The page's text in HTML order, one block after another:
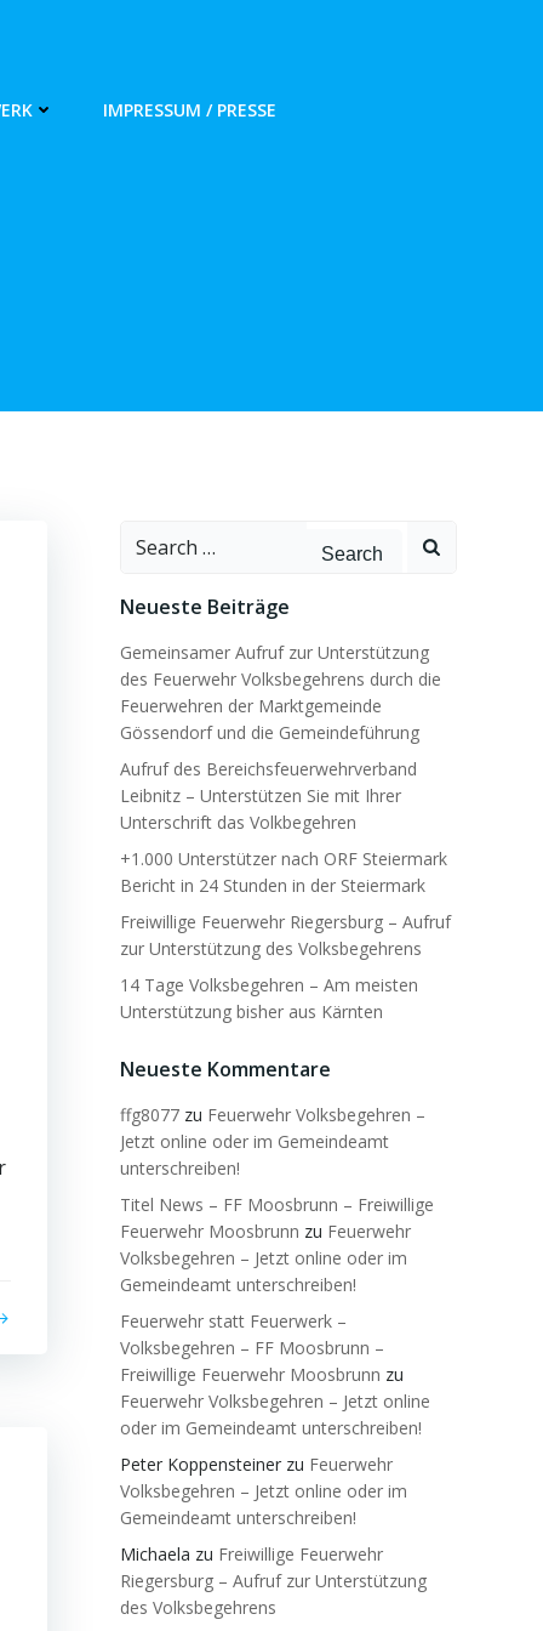
IMPRESSUM / PRESSE
Search
Neueste Beiträge
Gemeinsamer Aufruf zur Unterstützung
des Feuerwehr Volksbegehrens durch die
Feuerwehren der Marktgemeinde
Gössendorf und die Gemeindeführung
Aufruf des Bereichsfeuerwehrverband
Leibnitz – Unterstützen Sie mit Ihrer
Unterschrift das Volkbegehren
+1.000 Unterstützer nach ORF Steiermark
Bericht in 24 Stunden in der Steiermark
Freiwillige Feuerwehr Riegersburg – Aufruf
zur Unterstützung des Volksbegehrens
14 Tage Volksbegehren – Am meisten
Unterstützung bisher aus Kärnten
Neueste Kommentare
ffg8077 zu Feuerwehr Volksbegehren –
Jetzt online oder im Gemeindeamt
unterschreiben!
Titel News – FF Moosbrunn – Freiwillige
Feuerwehr Moosbrunn zu Feuerwehr
Volksbegehren – Jetzt online oder im
Gemeindeamt unterschreiben!
Feuerwehr statt Feuerwerk –
Volksbegehren – FF Moosbrunn –
Freiwillige Feuerwehr Moosbrunn zu
Feuerwehr Volksbegehren – Jetzt online
oder im Gemeindeamt unterschreiben!
Peter Koppensteiner zu Feuerwehr
Volksbegehren – Jetzt online oder im
Gemeindeamt unterschreiben!
Michaela zu Freiwillige Feuerwehr
Riegersburg – Aufruf zur Unterstützung
des Volksbegehrens